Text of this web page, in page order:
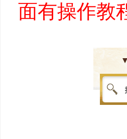
面有操作教